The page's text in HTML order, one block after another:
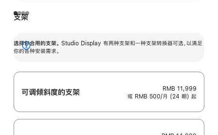
支架
选择你合用的支架。 Studio Display 有两种支架和一种支架转换器可选，以满足
你的各种安装需求。
展
可调倾斜度的支架
RMB 11,999
或 RMB 500/月 (24 期) 起